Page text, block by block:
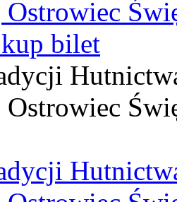
Ostrowiec
kup bilet
Ostrowiec